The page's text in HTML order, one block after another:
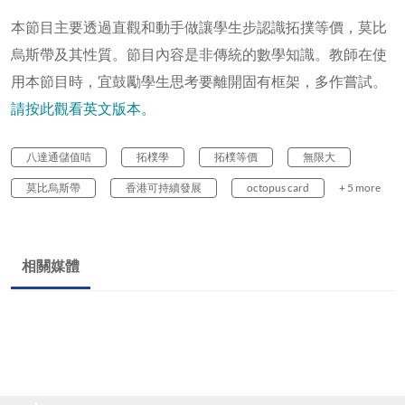
本節目主要透過直觀和動手做讓學生步認識拓撲等價，莫比
烏斯帶及其性質。節目內容是非傳統的數學知識。教師在使
用本節目時，宜鼓勵學生思考要離開固有框架，多作嘗試。
請按此觀看英文版本。
八達通儲值咭 拓樸學 拓樸等價 無限大
莫比烏斯帶 香港可持續發展 octopus card + 5 more
相關媒體